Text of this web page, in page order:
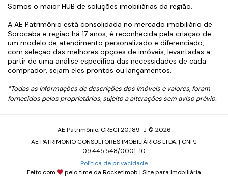
Somos o maior HUB de soluções imobiliárias da região.
A AE Patrimônio está consolidada no mercado imobiliário de
Sorocaba e região há 17 anos, é reconhecida pela criação de
um modelo de atendimento personalizado e diferenciado,
com seleção das melhores opções de imóveis, levantadas a
partir de uma análise específica das necessidades de cada
comprador, sejam eles prontos ou lançamentos.
*Todas as informações de descrições dos imóveis e valores, foram
fornecidos pelos proprietários, sujeito a alterações sem aviso prévio.
AE Patrimônio. CRECI 20.189-J © 2026
AE PATRIMÔNIO CONSULTORES IMOBILIÁRIOS LTDA. | CNPJ
09.445.548/0001-10
Política de privacidade
Feito com
pelo time da RocketImob | Site para Imobiliária